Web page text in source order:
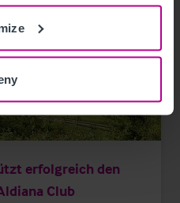
erfolgreich den
Club